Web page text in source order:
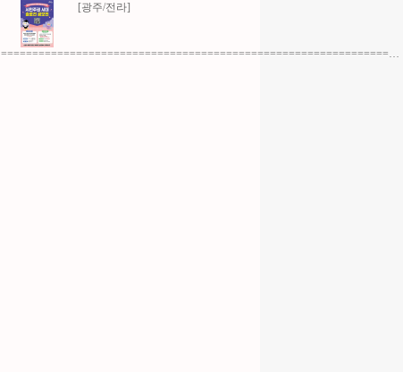
[광주/전라]
==============================================================…